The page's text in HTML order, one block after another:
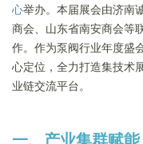
心举办。本届展会由济南
商会、山东省南安商会等
作。作为泵阀行业年度盛
心定位，全力打造集技术
业链交流平台。
一、产业集群赋